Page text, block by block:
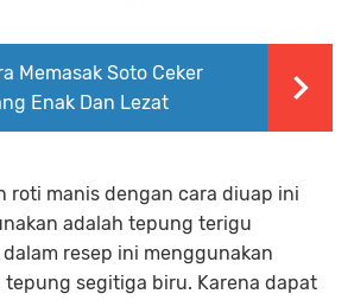
Memasak Soto Ceker
Enak Dan Lezat
roti manis dengan cara diuap ini
adalah tepung terigu
resep ini menggunakan
segitiga biru. Karena dapat